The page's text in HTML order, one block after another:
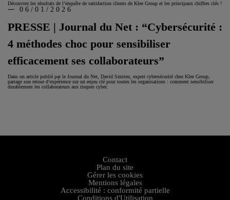
Découvrez les résultats de l’enquête de satisfaction clients de Klee Group et les principaux chiffres clés !
PRESSE | Journal du Net : “Cybersécurité :
4 méthodes choc pour sensibiliser
efficacement ses collaborateurs”
06/01/2026
Dans un article publié par le Journal du Net, David Szniten, expert cybersécurité chez Klee Group,
partage son retour d’expérience sur un enjeu clé pour toutes les organisations : comment sensibiliser
durablement les collaborateurs aux risques cyber.
Contact
Plan du site
Gérer les cookies
Mentions légales
Accessibilité : conformité partielle
Conditions d'Utilisation